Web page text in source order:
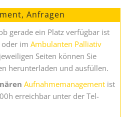
Anfragen
gerade ein Platz verfügbar ist
oder imAmbulanten Palliativ
Seiten können Sie
herunterladen und ausfüllen.
Aufnahmemanagement ist
erreichbar unter der Tel-